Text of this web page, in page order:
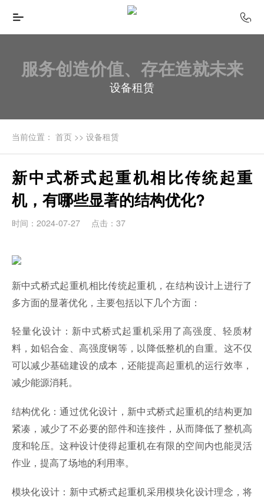
服务创造价值、存在造就未来
设备租赁
当前位置： 首页>> 设备租赁
新中式桥式起重机相比传统起重
机，有哪些显著的结构优化?
时间：2024-07-27 点击：37
新中式桥式起重机相比传统起重机，在结构设计上进行了
多方面的显著优化，主要包括以下几个方面：
轻量化设计：新中式桥式起重机采用了高强度、轻质材
料，如铝合金、高强度钢等，以降低整机的自重。这不仅
可以减少基础建设的成本，还能提高起重机的运行效率，
减少能源消耗。
结构优化：通过优化设计，新中式桥式起重机的结构更加
紧凑，减少了不必要的部件和连接件，从而降低了整机高
度和轮压。这种设计使得起重机在有限的空间内也能灵活
作业，提高了场地的利用率。
模块化设计：新中式桥式起重机采用模块化设计理念，将